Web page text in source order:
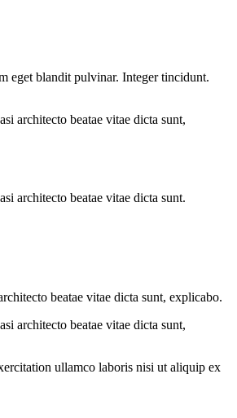
eget blandit pulvinar. Integer tincidunt.
architecto beatae vitae dicta sunt,
architecto beatae vitae dicta sunt.
beatae vitae dicta sunt, explicabo.
architecto beatae vitae dicta sunt,
ullamco laboris nisi ut aliquip ex